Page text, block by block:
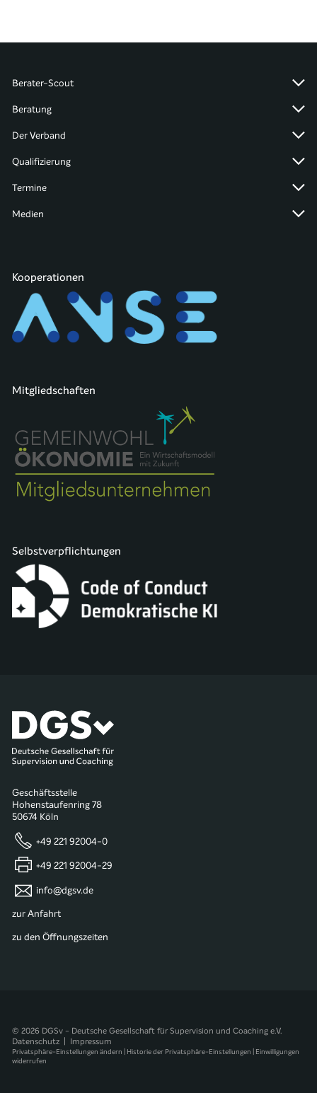
Berater-Scout
Beratung
Der Verband
Qualifizierung
Termine
Medien
Kooperationen
Mitgliedschaften
Selbstverpflichtungen
Geschäftsstelle
Hohenstaufenring 78
50674 Köln
+49 221 92004-0
+49 221 92004-29
info@dgsv.de
zur Anfahrt
zu den Öffnungszeiten
© 2026 DGSv - Deutsche Gesellschaft für Supervision und Coaching e.V.
Datenschutz
Impressum
Privatsphäre-Einstellungen ändern | Historie der Privatsphäre-Einstellungen | Einwilligungen
widerrufen